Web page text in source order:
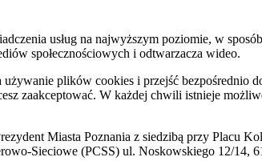
usług na najwyższym poziomie, w
społecznościowych i odtwarzacza wideo.
używanie plików cookies i przejść bezpośrednio
zaakceptować. W każdej chwili istnieje
Miasta Poznania z siedzibą przy Placu
Sieciowe (PCSS) ul. Noskowskiego 12/14,